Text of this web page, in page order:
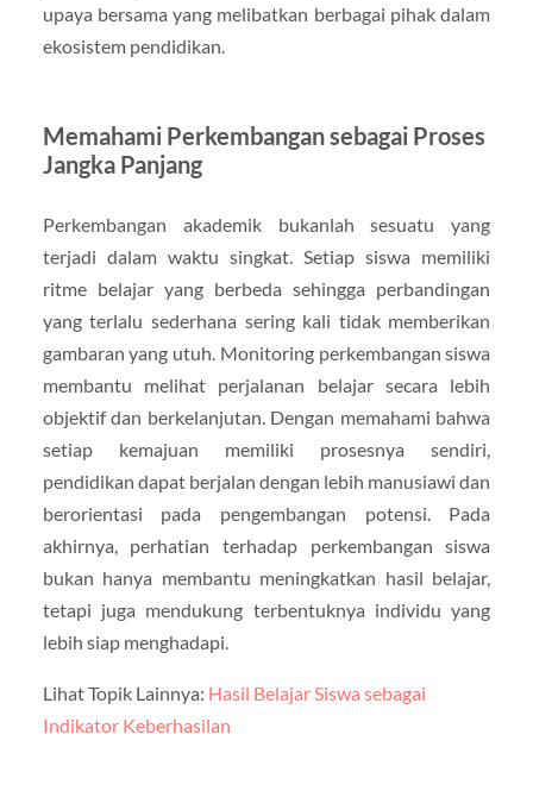
upaya bersama yang melibatkan berbagai pihak dalam
ekosistem pendidikan.
Memahami Perkembangan sebagai Proses
Jangka Panjang
Perkembangan akademik bukanlah sesuatu yang
terjadi dalam waktu singkat. Setiap siswa memiliki
ritme belajar yang berbeda sehingga perbandingan
yang terlalu sederhana sering kali tidak memberikan
gambaran yang utuh. Monitoring perkembangan siswa
membantu melihat perjalanan belajar secara lebih
objektif dan berkelanjutan. Dengan memahami bahwa
setiap kemajuan memiliki prosesnya sendiri,
pendidikan dapat berjalan dengan lebih manusiawi dan
berorientasi pada pengembangan potensi. Pada
akhirnya, perhatian terhadap perkembangan siswa
bukan hanya membantu meningkatkan hasil belajar,
tetapi juga mendukung terbentuknya individu yang
lebih siap menghadapi.
Lihat Topik Lainnya: Hasil Belajar Siswa sebagai
Indikator Keberhasilan